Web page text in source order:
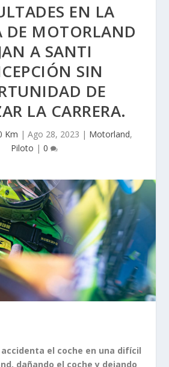
EN LA
DE MOTORLAND
A SANTI
SIN
DE
LA CARRERA.
Km | Ago 28, 2023 | Motorland,
Piloto | 0
accidenta el coche en una difícil
dañando el coche y dejando